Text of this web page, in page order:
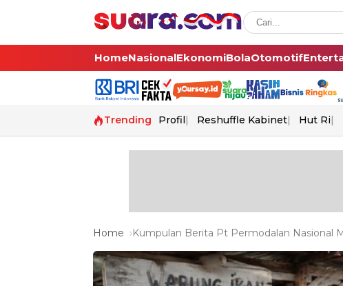
HomeNasionalEkonomiBolaOtomotif
Trending Profil Reshuffle Kabinet Hut Ri
Home Kumpulan Berita Pt Permodalan Nasional